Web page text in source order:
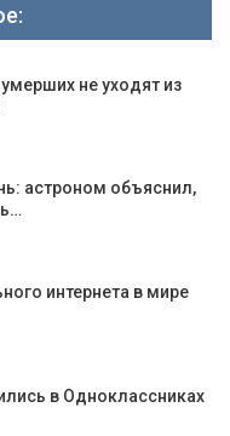
не уходят из
астроном объяснил,
интернета в мире
в Одноклассниках